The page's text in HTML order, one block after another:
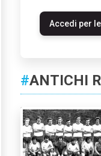
Accedi per
#ANTICHI